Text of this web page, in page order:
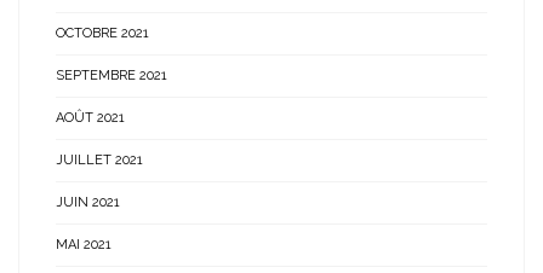
OCTOBRE 2021
SEPTEMBRE 2021
AOÛT 2021
JUILLET 2021
JUIN 2021
MAI 2021